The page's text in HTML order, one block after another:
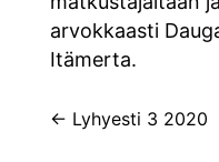
arvokkaasti
Itämerta.
Artikkelien
← Lyhyesti 3 2020